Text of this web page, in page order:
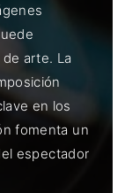
arte. La
en los
fomenta un
espectador